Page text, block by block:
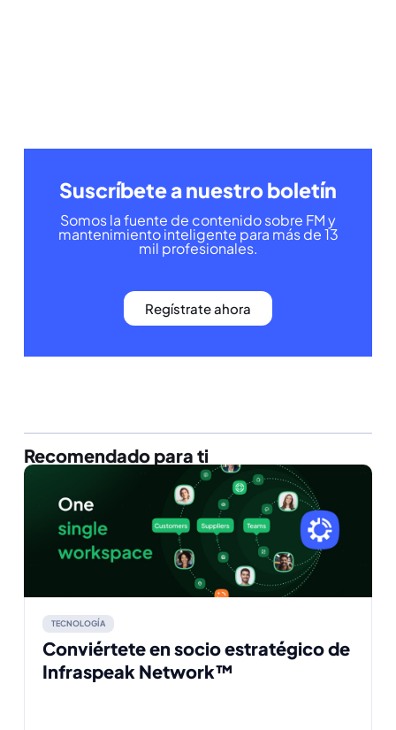
Suscríbete a nuestro boletín
Somos la fuente de contenido sobre FM y
mantenimiento inteligente para más de 13
mil profesionales.
Regístrate ahora
Recomendado para ti
TECNOLOGÍA
Conviértete en socio estratégico de
Infraspeak Network™